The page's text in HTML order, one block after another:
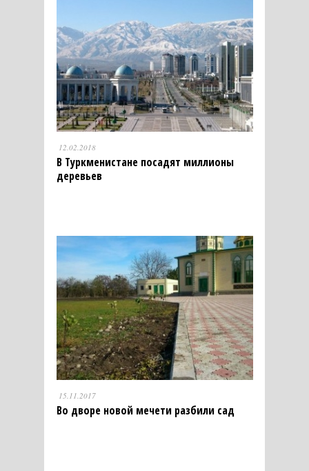
12.02.2018
В Туркменистане посадят миллионы
деревьев
15.11.2017
Во дворе новой мечети разбили сад